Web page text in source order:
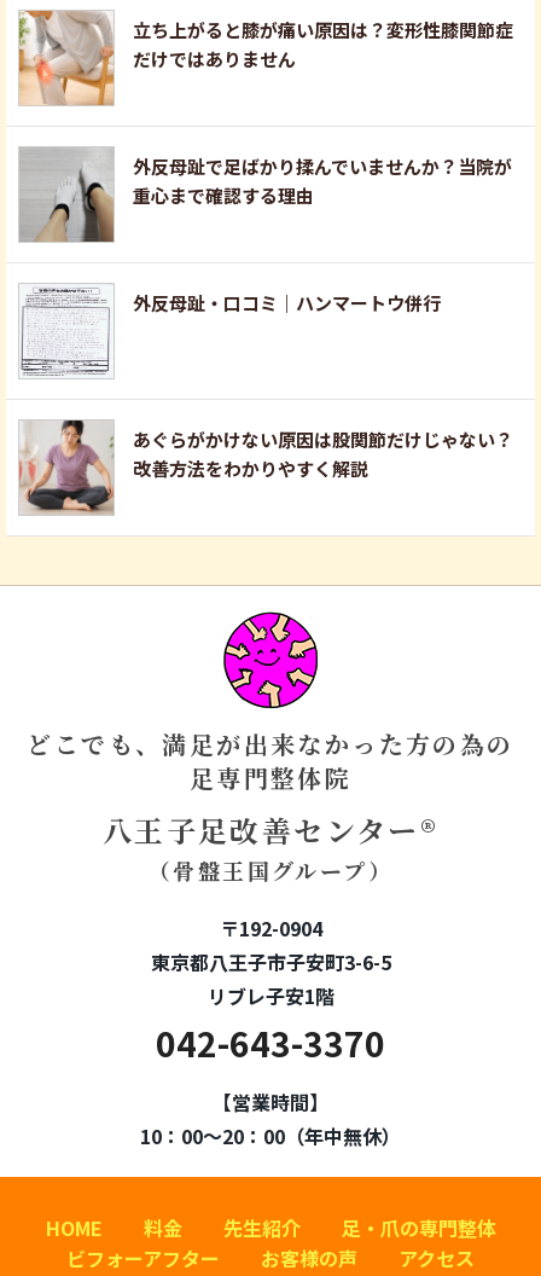
立ち上がると膝が痛い原因は？変形性膝関節症
だけではありません
外反母趾で足ばかり揉んでいませんか？当院が
重心まで確認する理由
外反母趾・口コミ｜ハンマートウ併行
あぐらがかけない原因は股関節だけじゃない？
改善方法をわかりやすく解説
どこでも、満足が出来なかった方の為の
足専門整体院
八王子足改善センター®
（骨盤王国グループ）
〒192-0904
東京都八王子市子安町3-6-5
リブレ子安1階
042-643-3370
【営業時間】
10：00～20：00（年中無休）
HOME 料金 先生紹介
足・爪の専門整体
ビフォーアフター
お客様の声
アクセス